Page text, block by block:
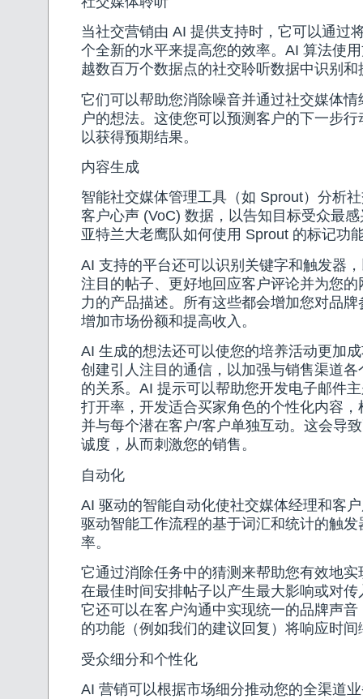
当社交营销由 AI 提供支持时，它可以通过
个全新的水平来提高您的效率。AI 算法使
越数百万个数据点的社交聆听数据中识别
它们可以帮助您消除噪音并通过社交媒体
户的想法。这使您可以预测客户的下一步
以获得预期结果。
内容生成
智能社交媒体管理工具（如 Sprout）分析
客户心声 (VoC) 数据，以告知目标受众最
亚特兰大老鹰队如何使用 Sprout 的标记功
AI 支持的平台还可以识别关键字和触发器
注目的帖子、更好地回应客户评论并为您
力的产品描述。所有这些都会增加您对品
增加市场份额和提高收入。
AI 生成的想法还可以使您的培养活动更加
创建引人注目的通信，以加强与销售渠道
的关系。AI 提示可以帮助您开发电子邮件
打开率，开发适合买家角色的个性化内容
并与每个潜在客户/客户单独互动。这会导
诚度，从而刺激您的销售。
自动化
AI 驱动的智能自动化使社交媒体经理和客
驱动智能工作流程的基于词汇和统计的触
率。
它通过消除任务中的猜测来帮助您有效地
在最佳时间安排帖子以产生最大影响或对
它还可以在客户沟通中实现统一的品牌声
的功能（例如我们的建议回复）将响应时间
受众细分和个性化
AI 营销可以根据市场细分推动您的全渠道